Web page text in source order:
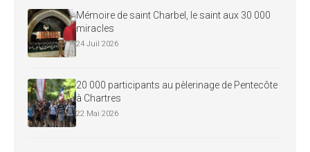
Mémoire de saint Charbel, le saint aux 30 000
miracles
24 Juil 2026
20 000 participants au pèlerinage de Pentecôte
à Chartres
22 Mai 2026